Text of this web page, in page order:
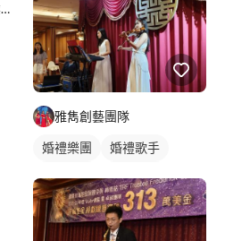
莎卡?莎瓦樂團?莎瓦企業社?
雅雋創藝團隊
婚禮樂團
婚禮歌手
婚禮活動照
婚禮表演